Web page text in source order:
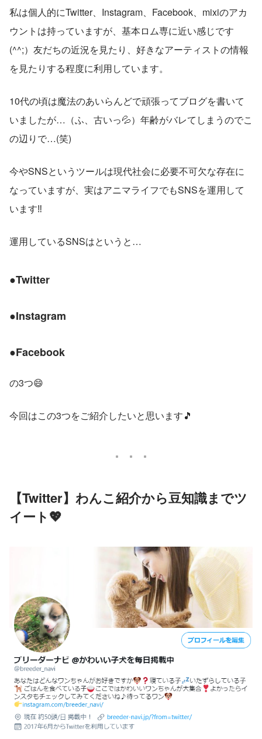
私は個人的にTwitter、Instagram、Facebook、mixiのアカ
ウントは持っていますが、基本ロム専に近い感じです
(^^;）友だちの近況を見たり、好きなアーティストの情報
を見たりする程度に利用しています。
10代の頃は魔法のあいらんどで頑張ってブログを書いて
いましたが…（ふ、古いっ💦）年齢がバレてしまうのでこ
の辺りで…(笑)
今やSNSというツールは現代社会に必要不可欠な存在に
なっていますが、実はアニマライフでもSNSを運用して
います‼
運用しているSNSはというと…
●Twitter
●Instagram
●Facebook
の3つ😄
今回はこの3つをご紹介したいと思います🎵
【Twitter】わんこ紹介から豆知識までツ
イート💖